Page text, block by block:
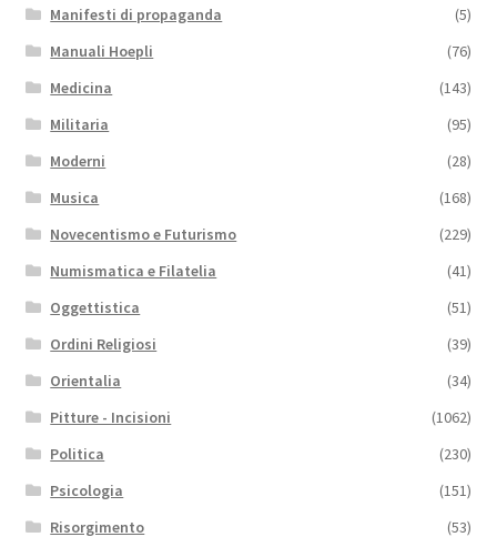
Manifesti di propaganda
(5)
Manuali Hoepli
(76)
Medicina
(143)
Militaria
(95)
Moderni
(28)
Musica
(168)
Novecentismo e Futurismo
(229)
Numismatica e Filatelia
(41)
Oggettistica
(51)
Ordini Religiosi
(39)
Orientalia
(34)
Pitture - Incisioni
(1062)
Politica
(230)
Psicologia
(151)
Risorgimento
(53)